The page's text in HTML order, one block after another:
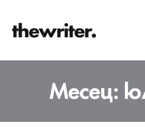
Месец: